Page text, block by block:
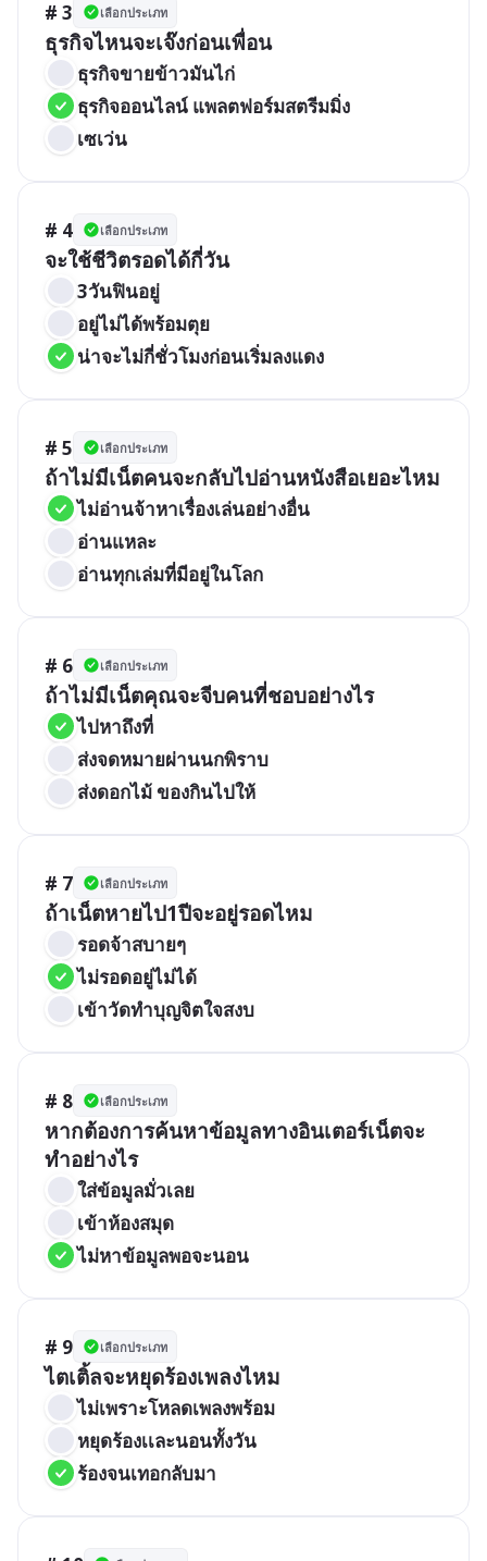
# 3 เลือกประเภท
ธุรกิจไหนจะเจ๊งก่อนเพื่อน
ธุรกิจขายข้าวมันไก่
ธุรกิจออนไลน์ แพลตฟอร์มสตรีมมิ่ง
เซเว่น
# 4 เลือกประเภท
จะใช้ชีวิตรอดได้กี่วัน
3วันฟินอยู่
อยู่ไม่ได้พร้อมตุย
น่าจะไม่กี่ชั่วโมงก่อนเริ่มลงแดง
# 5 เลือกประเภท
ถ้าไม่มีเน็ตคนจะกลับไปอ่านหนังสือเยอะไหม
ไม่อ่านจ้าหาเรื่องเล่นอย่างอื่น
อ่านแหละ
อ่านทุกเล่มที่มีอยู่ในโลก
# 6 เลือกประเภท
ถ้าไม่มีเน็ตคุณจะจีบคนที่ชอบอย่างไร
ไปหาถึงที่
ส่งจดหมายผ่านนกพิราบ
ส่งดอกไม้ ของกินไปให้
# 7 เลือกประเภท
ถ้าเน็ตหายไป1ปีจะอยู่รอดไหม
รอดจ้าสบายๆ
ไม่รอดอยู่ไม่ได้
เข้าวัดทำบุญจิตใจสงบ
# 8 เลือกประเภท
หากต้องการค้นหาข้อมูลทางอินเตอร์เน็ตจะ
ทำอย่างไร
ใส่ข้อมูลมั่วเลย
เข้าห้องสมุด
ไม่หาข้อมูลพอจะนอน
# 9 เลือกประเภท
ไตเติ้ลจะหยุดร้องเพลงไหม
ไม่เพราะโหลดเพลงพร้อม
หยุดร้องเเละนอนทั้งวัน
ร้องจนเทอกลับมา